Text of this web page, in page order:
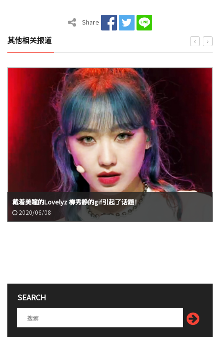
Share
其他相关报道
戴着美瞳的Lovelyz 柳秀静的gif引起了话题！
2020/06/08
SEARCH